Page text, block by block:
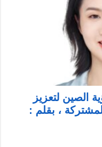
الصين لتعزيز
، بقلم :